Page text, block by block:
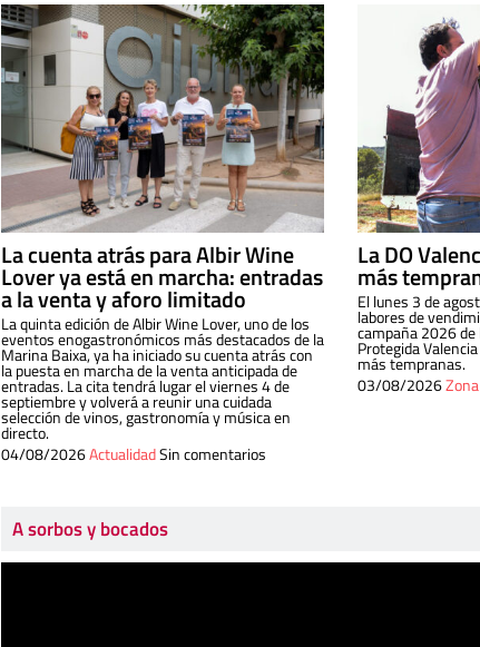
La cuenta atrás para Albir Wine
Lover ya está en marcha: entradas
a la venta y aforo limitado
La quinta edición de Albir Wine Lover, uno de los
eventos enogastronómicos más destacados de la
Marina Baixa, ya ha iniciado su cuenta atrás con
la puesta en marcha de la venta anticipada de
entradas. La cita tendrá lugar el viernes 4 de
septiembre y volverá a reunir una cuidada
selección de vinos, gastronomía y música en
directo.
04/08/2026ActualidadSin comentarios
La DO
más
El lunes 3 de
labores de
campaña 2026 de
Protegida
más tempranas.
03/08/2026
A sorbos y bocados